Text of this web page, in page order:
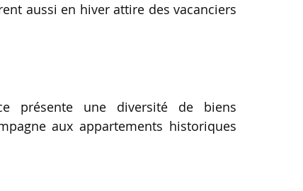
aussi en hiver attire des vacanciers
présente une diversité de biens
aux appartements historiques